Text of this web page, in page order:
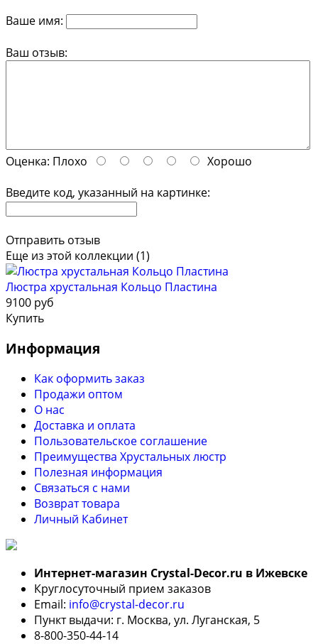
Ваше имя:
Ваш отзыв:
Оценка: Плохо
Хорошо
Введите код, указанный на картинке:
Отправить отзыв
Еще из этой коллекции (1)
Люстра хрустальная Кольцо Пластина
9100 руб
Купить
Информация
Как оформить заказ
Продажи оптом
О нас
Доставка и оплата
Пользовательское соглашение
Преимущества Хрустальных люстр
Полезная информация
Связаться с нами
Возврат товара
Личный Кабинет
Интернет-магазин Crystal-Decor.ru в Ижевске
Круглосуточный прием заказов
Email: info@crystal-decor.ru
Пункт выдачи: г. Москва, ул. Луганская, 5
8-800-350-44-14